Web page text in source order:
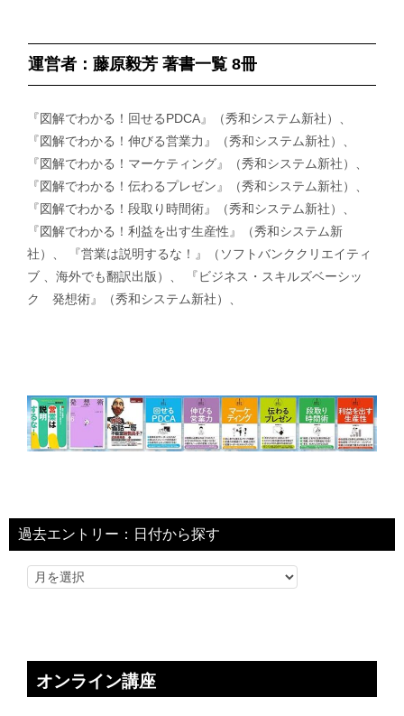
運営者：藤原毅芳 著書一覧 8冊
『図解でわかる！回せるPDCA』（秀和システム新社）、
『図解でわかる！伸びる営業力』（秀和システム新社）、
『図解でわかる！マーケティング』（秀和システム新社）、
『図解でわかる！伝わるプレゼン』（秀和システム新社）、
『図解でわかる！段取り時間術』（秀和システム新社）、
『図解でわかる！利益を出す生産性』（秀和システム新
社）、 『営業は説明するな！』（ソフトバンククリエイティ
ブ 、海外でも翻訳出版）、 『ビジネス・スキルズベーシッ
ク 発想術』（秀和システム新社）、
過去エントリー：日付から探す
オンライン講座